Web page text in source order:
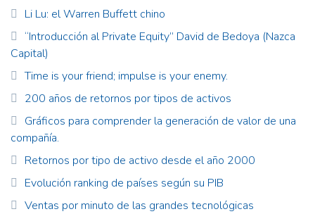
Li Lu: el Warren Buffett chino
“Introducción al Private Equity” David de Bedoya (Nazca
Capital)
Time is your friend; impulse is your enemy.
200 años de retornos por tipos de activos
Gráficos para comprender la generación de valor de una
compañía.
Retornos por tipo de activo desde el año 2000
Evolución ranking de países según su PIB
Ventas por minuto de las grandes tecnológicas